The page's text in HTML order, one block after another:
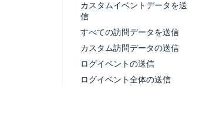
カスタムイベントデータを送
信
すべての訪問データを送信
カスタム訪問データの送信
ログイベントの送信
ログイベント全体の送信